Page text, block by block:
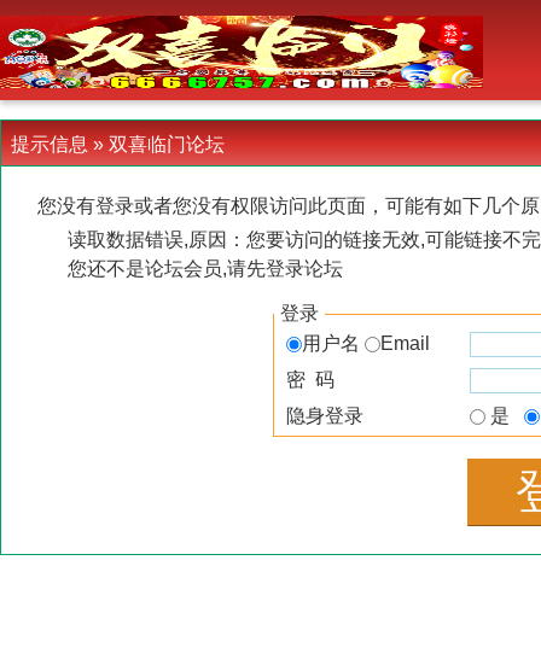
提示信息 » 双喜临门论坛
您没有登录或者您没有权限访问此页面，可能有如下几个
读取数据错误,原因：您要访问的链接无效,可能链接不
您还不是论坛会员,请先登录论坛
登录
用户名
Email
密 码
隐身登录
是